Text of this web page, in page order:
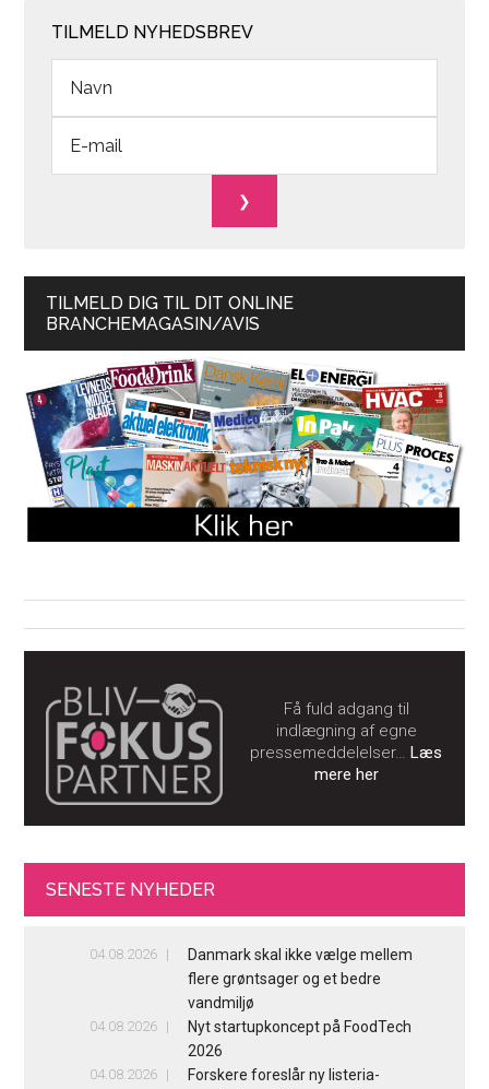
TILMELD NYHEDSBREV
TILMELD DIG TIL DIT ONLINE
BRANCHEMAGASIN/AVIS
Få fuld adgang til
indlægning af egne
pressemeddelelser…Læs
mere her
SENESTE NYHEDER
04.08.2026
Danmark skal ikke vælge mellem
flere grøntsager og et bedre
vandmiljø
04.08.2026
Nyt startupkoncept på FoodTech
2026
04.08.2026
Forskere foreslår ny listeria-